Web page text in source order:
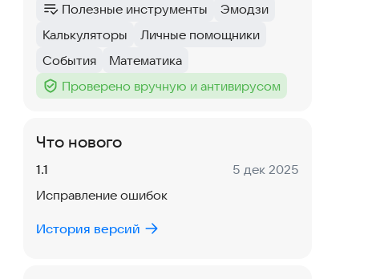
Категория:
Полезные инструменты
Тег:
Эмодзи
Тег:
Калькуляторы
Тег :
Личные помощники
Тег:
События
Тег:
Математика
Тег :
Проверено вручную и антивирусом
Что нового
Версия:
1.1 Дата:
5 дек 2025
Исправление ошибок
История версий